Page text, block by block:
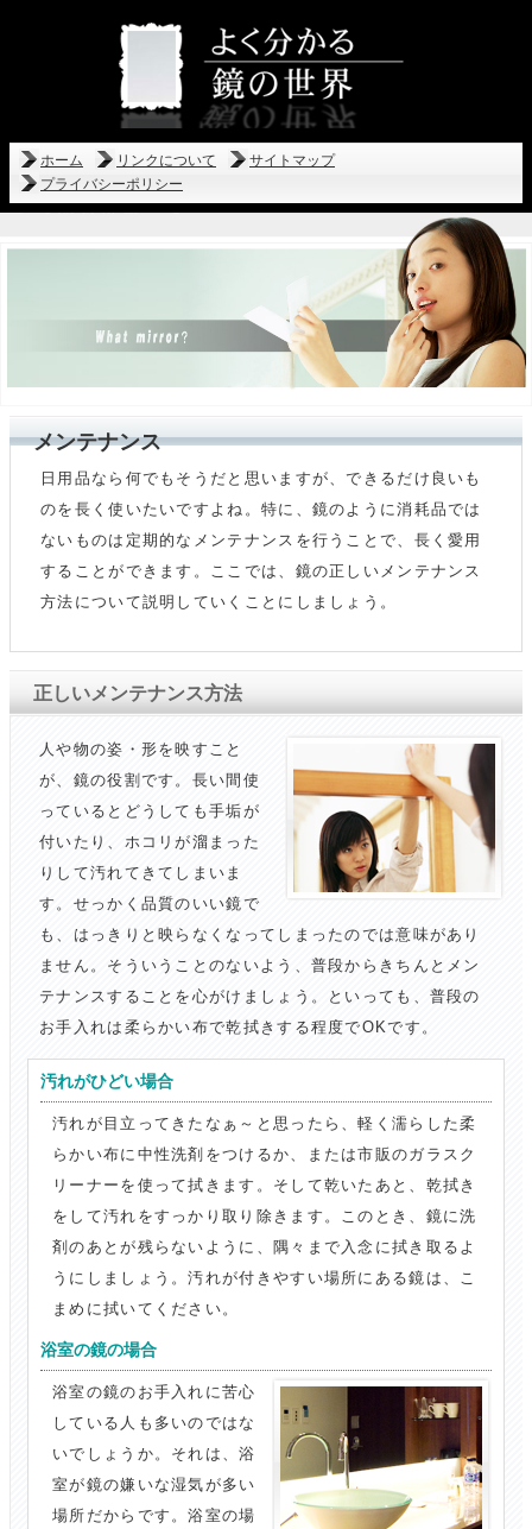
ホーム リンクについて
サイトマップ
プライバシーポリシー
メンテナンス
日用品なら何でもそうだと思いますが、できるだけ良いも
のを長く使いたいですよね。特に、鏡のように消耗品では
ないものは定期的なメンテナンスを行うことで、長く愛用
することができます。ここでは、鏡の正しいメンテナンス
方法について説明していくことにしましょう。
正しいメンテナンス方法
人や物の姿・形を映すこと
が、鏡の役割です。長い間使
っているとどうしても手垢が
付いたり、ホコリが溜まった
りして汚れてきてしまいま
す。せっかく品質のいい鏡で
も、はっきりと映らなくなってしまったのでは意味があり
ません。そういうことのないよう、普段からきちんとメン
テナンスすることを心がけましょう。といっても、普段の
お手入れは柔らかい布で乾拭きする程度でOKです。
汚れがひどい場合
汚れが目立ってきたなぁ～と思ったら、軽く濡らした柔
らかい布に中性洗剤をつけるか、または市販のガラスク
リーナーを使って拭きます。そして乾いたあと、乾拭き
をして汚れをすっかり取り除きます。このとき、鏡に洗
剤のあとが残らないように、隅々まで入念に拭き取るよ
うにしましょう。汚れが付きやすい場所にある鏡は、こ
まめに拭いてください。
浴室の鏡の場合
浴室の鏡のお手入れに苦心
している人も多いのではな
いでしょうか。それは、浴
室が鏡の嫌いな湿気が多い
場所だからです。浴室の場